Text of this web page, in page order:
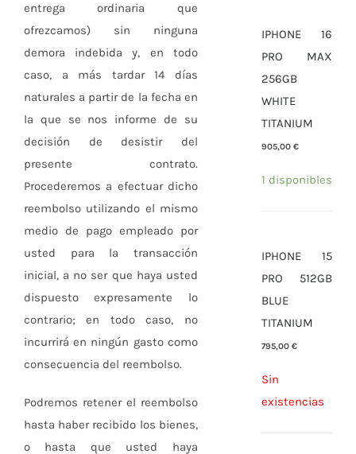
entrega ordinaria que
ofrezcamos) sin ninguna
demora indebida y, en todo
caso, a más tardar 14 días
naturales a partir de la fecha en
la que se nos informe de su
decisión de desistir del
presente contrato.
Procederemos a efectuar dicho
reembolso utilizando el mismo
medio de pago empleado por
usted para la transacción
inicial, a no ser que haya usted
dispuesto expresamente lo
contrario; en todo caso, no
incurrirá en ningún gasto como
consecuencia del reembolso.
Podremos retener el reembolso
hasta haber recibido los bienes,
o hasta que usted haya
IPHONE 16
PRO MAX
256GB
WHITE
TITANIUM
905,00 €
1 disponibles
IPHONE 15
PRO 512GB
BLUE
TITANIUM
795,00 €
Sin
existencias